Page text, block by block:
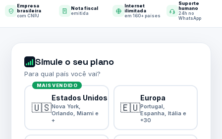
Empresa
brasileira
com CNPJ
Nota fiscal
emitida
Internet
ilimitada
em 160+ países
Suporte
humano
24h no
WhatsApp
Simule o seu plano
Para qual país você vai?
MAIS VENDIDO
🇺🇸
Estados Unidos
Nova York,
Orlando, Miami e
+
🇪🇺
Europa
Portugal,
Espanha, Itália e
+30